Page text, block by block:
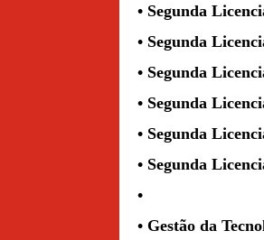
• Segunda
• Segunda
• Segunda
• Segunda
• Segunda
• Segunda
•
• Gestão da